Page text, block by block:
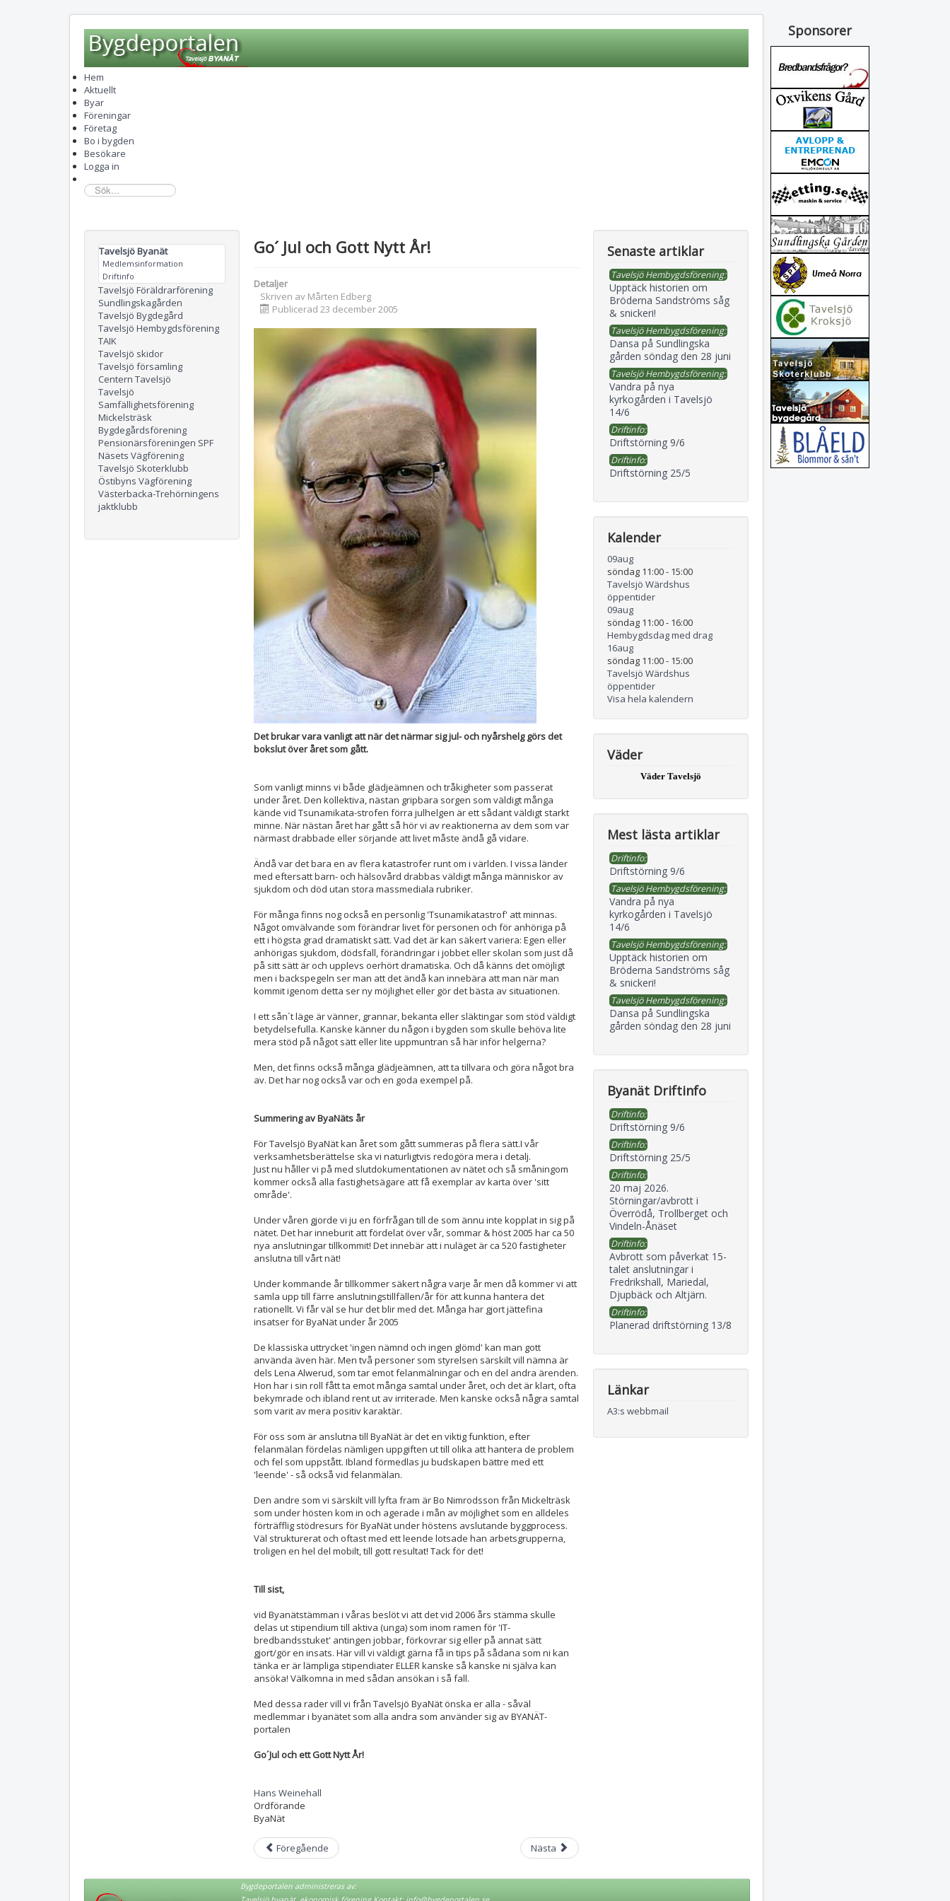
Hem
Aktuellt
Byar
Föreningar
Företag
Bo i bygden
Besökare
Logga in
sök...
Tavelsjö Byanät
Medlemsinformation
Driftinfo
Tavelsjö Föräldrarförening
Sundlingskagården
Tavelsjö Bygdegård
Tavelsjö Hembygdsförening
TAIK
Tavelsjö skidor
Tavelsjö församling
Centern Tavelsjö
Tavelsjö
Samfällighetsförening
Mickelsträsk
Bygdegårdsförening
Pensionärsföreningen SPF
Näsets Vägförening
Tavelsjö Skoterklubb
Östibyns Vägförening
Västerbacka-Trehörningens
jaktklubb
Go´ Jul och Gott Nytt År!
Detaljer
Skriven av Mårten Edberg
Publicerad 23 december 2005
Det brukar vara vanligt att när det närmar sig jul- och nyårshelg görs det
bokslut över året som gått.
Som vanligt minns vi både glädjeämnen och tråkigheter som passerat
under året. Den kollektiva, nästan gripbara sorgen som väldigt många
kände vid Tsunamikata-strofen förra julhelgen är ett sådant väldigt starkt
minne. När nästan året har gått så hör vi av reaktionerna av dem som var
närmast drabbade eller sörjande att livet måste ändå gå vidare.
Ändå var det bara en av flera katastrofer runt om i världen. I vissa länder
med eftersatt barn- och hälsovård drabbas väldigt många människor av
sjukdom och död utan stora massmediala rubriker.
För många finns nog också en personlig 'Tsunamikatastrof' att minnas.
Något omvälvande som förändrar livet för personen och för anhöriga på
ett i högsta grad dramatiskt sätt. Vad det är kan säkert variera: Egen eller
anhörigas sjukdom, dödsfall, förändringar i jobbet eller skolan som just då
på sitt sätt är och upplevs oerhört dramatiska. Och då känns det omöjligt
men i backspegeln ser man att det ändå kan innebära att man när man
kommit igenom detta ser ny möjlighet eller gör det bästa av situationen.
I ett sån´t läge är vänner, grannar, bekanta eller släktingar som stöd väldigt
betydelsefulla. Kanske känner du någon i bygden som skulle behöva lite
mera stöd på något sätt eller lite uppmuntran så här inför helgerna?
Men, det finns också många glädjeämnen, att ta tillvara och göra något bra
av. Det har nog också var och en goda exempel på.
Summering av ByaNäts år
För Tavelsjö ByaNät kan året som gått summeras på flera sätt.I vår
verksamhetsberättelse ska vi naturligtvis redogöra mera i detalj.
Just nu håller vi på med slutdokumentationen av nätet och så småningom
kommer också alla fastighetsägare att få exemplar av karta över 'sitt
område'.
Under våren gjorde vi ju en förfrågan till de som ännu inte kopplat in sig på
nätet. Det har inneburit att fördelat över vår, sommar & höst 2005 har ca 50
nya anslutningar tillkommit! Det innebär att i nuläget är ca 520 fastigheter
anslutna till vårt nät!
Under kommande år tillkommer säkert några varje år men då kommer vi att
samla upp till färre anslutningstillfällen/år för att kunna hantera det
rationellt. Vi får väl se hur det blir med det. Många har gjort jättefina
insatser för ByaNät under år 2005
De klassiska uttrycket 'ingen nämnd och ingen glömd' kan man gott
använda även här. Men två personer som styrelsen särskilt vill nämna är
dels Lena Alwerud, som tar emot felanmälningar och en del andra ärenden.
Hon har i sin roll fått ta emot många samtal under året, och det är klart, ofta
bekymrade och ibland rent ut av irriterade. Men kanske också några samtal
som varit av mera positiv karaktär.
För oss som är anslutna till ByaNät är det en viktig funktion, efter
felanmälan fördelas nämligen uppgiften ut till olika att hantera de problem
och fel som uppstått. Ibland förmedlas ju budskapen bättre med ett
'leende' - så också vid felanmälan.
Den andre som vi särskilt vill lyfta fram är Bo Nimrodsson från Mickelträsk
som under hösten kom in och agerade i mån av möjlighet som en alldeles
förträfflig stödresurs för ByaNät under höstens avslutande byggprocess.
Väl strukturerat och oftast med ett leende lotsade han arbetsgrupperna,
troligen en hel del mobilt, till gott resultat! Tack för det!
Till sist,
vid Byanätstämman i våras beslöt vi att det vid 2006 års stämma skulle
delas ut stipendium till aktiva (unga) som inom ramen för 'IT-
bredbandsstuket' antingen jobbar, förkovrar sig eller på annat sätt
gjort/gör en insats. Här vill vi väldigt gärna få in tips på sådana som ni kan
tänka er är lämpliga stipendiater ELLER kanske så kanske ni själva kan
ansöka! Välkomna in med sådan ansökan i så fall.
Med dessa rader vill vi från Tavelsjö ByaNät önska er alla - såväl
medlemmar i byanätet som alla andra som använder sig av BYANÄT-
portalen
Go´Jul och ett Gott Nytt År!
Hans Weinehall
Ordförande
ByaNät
Föregående Nästa
Senaste artiklar
Tavelsjö Hembygdsförening:
Upptäck historien om
Bröderna Sandströms såg
& snickeri!
Tavelsjö Hembygdsförening:
Dansa på Sundlingska
gården söndag den 28 juni
Tavelsjö Hembygdsförening:
Vandra på nya
kyrkogården i Tavelsjö
14/6
Driftinfo:
Driftstörning 9/6
Driftinfo:
Driftstörning 25/5
Kalender
09aug
söndag 11:00- 15:00
Tavelsjö Wärdshus
öppentider
09aug
söndag 11:00- 16:00
Hembygdsdag med drag
16aug
söndag 11:00- 15:00
Tavelsjö Wärdshus
öppentider
Visa hela kalendern
Väder
Väder Tavelsjö
Mest lästa artiklar
Driftinfo:
Driftstörning 9/6
Tavelsjö Hembygdsförening:
Vandra på nya
kyrkogården i Tavelsjö
14/6
Tavelsjö Hembygdsförening:
Upptäck historien om
Bröderna Sandströms såg
& snickeri!
Tavelsjö Hembygdsförening:
Dansa på Sundlingska
gården söndag den 28 juni
Byanät Driftinfo
Driftinfo:
Driftstörning 9/6
Driftinfo:
Driftstörning 25/5
Driftinfo:
20 maj 2026.
Störningar/avbrott i
Överrödå, Trollberget och
Vindeln-Ånäset
Driftinfo:
Avbrott som påverkat 15-
talet anslutningar i
Fredrikshall, Mariedal,
Djupbäck och Altjärn.
Driftinfo:
Planerad driftstörning 13/8
Länkar
A3:s webbmail
Bygdeportalen administreras av:
Sponsorer